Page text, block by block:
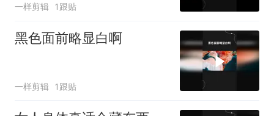
一样剪辑 1跟贴
黑色面前略显白啊
一样剪辑 1跟贴